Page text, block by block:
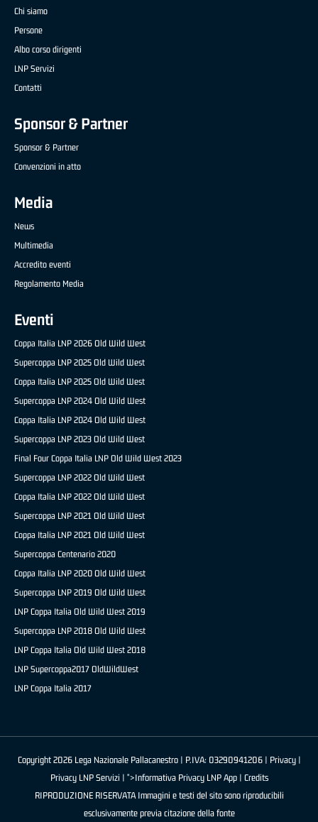
Chi siamo
Persone
Albo corso dirigenti
LNP Servizi
Contatti
Sponsor & Partner
Sponsor & Partner
Convenzioni in atto
Media
News
Multimedia
Accredito eventi
Regolamento Media
Eventi
Coppa Italia LNP 2026 Old Wild West
Supercoppa LNP 2025 Old Wild West
Coppa Italia LNP 2025 Old Wild West
Supercoppa LNP 2024 Old Wild West
Coppa Italia LNP 2024 Old Wild West
Supercoppa LNP 2023 Old Wild West
Final Four Coppa Italia LNP Old Wild West 2023
Supercoppa LNP 2022 Old Wild West
Coppa Italia LNP 2022 Old Wild West
Supercoppa LNP 2021 Old Wild West
Coppa Italia LNP 2021 Old Wild West
Supercoppa Centenario 2020
Coppa Italia LNP 2020 Old Wild West
Supercoppa LNP 2019 Old Wild West
LNP Coppa Italia Old Wild West 2019
Supercoppa LNP 2018 Old Wild West
LNP Coppa Italia Old Wild West 2018
LNP Supercoppa2017 OldWildWest
LNP Coppa Italia 2017
Copyright 2026 Lega Nazionale Pallacanestro | P.IVA: 03290941206 | Privacy|
Privacy LNP Servizi | ">Informativa Privacy LNP App | Credits
RIPRODUZIONE RISERVATA Immagini e testi del sito sono riproducibili
esclusivamente previa citazione della fonte